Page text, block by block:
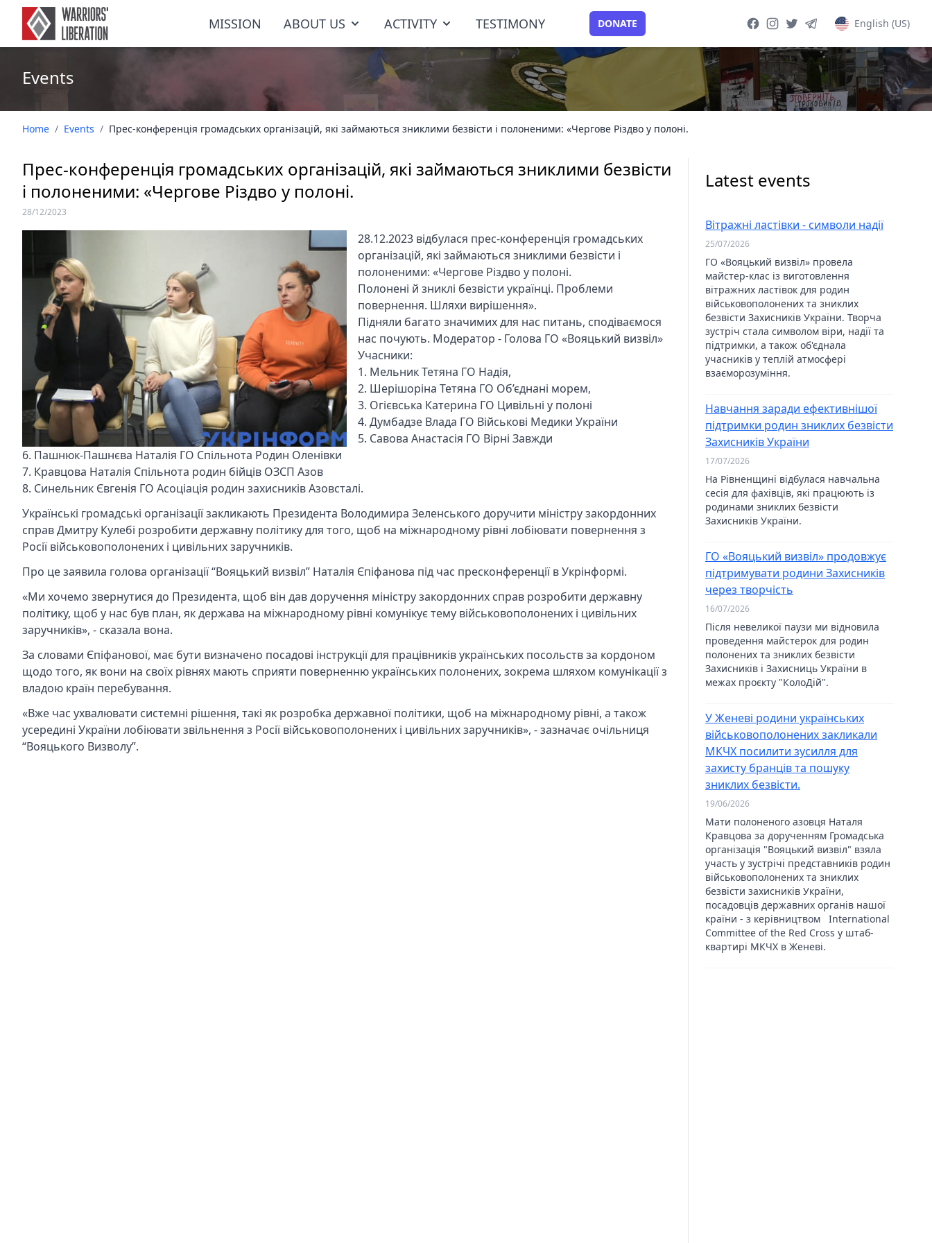
English (US)
MISSION ABOUT US ACTIVITY TESTIMONY DONATE
Events
Home / Events / Прес-конференція громадських організацій, які займаються зниклими безвісти і полоненими: «Чергове Різдво у полоні.
Прес-конференція громадських організацій, які займаються зниклими безвісти
і полоненими: «Чергове Різдво у полоні.
28/12/2023
28.12.2023 відбулася прес-конференція громадських
організацій, які займаються зниклими безвісти і
полоненими: «Чергове Різдво у полоні.
Полонені й зниклі безвісти українці. Проблеми
повернення. Шляхи вирішення».
Підняли багато значимих для нас питань, сподіваємося
нас почують. Модератор - Голова ГО «Вояцький визвіл»
Учасники:
1. Мельник Тетяна ГО Надія,
2. Шерішоріна Тетяна ГО Об’єднані морем,
3. Огієвська Катерина ГО Цивільні у полоні
4. Думбадзе Влада ГО Військові Медики України
5. Савова Анастасія ГО Вірні Завжди
6. Пашнюк-Пашнєва Наталія ГО Спільнота Родин Оленівки
7. Кравцова Наталія Спільнота родин бійців ОЗСП Азов
8. Синельник Євгенія ГО Асоціація родин захисників Азовсталі.
Українські громадські організації закликають Президента Володимира Зеленського доручити міністру закордонних
справ Дмитру Кулебі розробити державну політику для того, щоб на міжнародному рівні лобіювати повернення з
Росії військовополонених і цивільних заручників.
Про це заявила голова організації “Вояцький визвіл” Наталія Єпіфанова під час пресконференції в Укрінформі.
«Ми хочемо звернутися до Президента, щоб він дав доручення міністру закордонних справ розробити державну
політику, щоб у нас був план, як держава на міжнародному рівні комунікує тему військовополонених і цивільних
заручників», - сказала вона.
За словами Єпіфанової, має бути визначено посадові інструкції для працівників українських посольств за кордоном
щодо того, як вони на своїх рівнях мають сприяти поверненню українських полонених, зокрема шляхом комунікації з
владою країн перебування.
«Вже час ухвалювати системні рішення, такі як розробка державної політики, щоб на міжнародному рівні, а також
усередині України лобіювати звільнення з Росії військовополонених і цивільних заручників», - зазначає очільниця
“Вояцького Визволу”.
Latest events
Вітражні ластівки - символи надії
25/07/2026
ГО «Вояцький визвіл» провела
майстер-клас із виготовлення
вітражних ластівок для родин
військовополонених та зниклих
безвісти Захисників України. Творча
зустріч стала символом віри, надії та
підтримки, а також об'єднала
учасників у теплій атмосфері
взаєморозуміння.
Навчання заради ефективнішої
підтримки родин зниклих безвісти
Захисників України
17/07/2026
На Рівненщині відбулася навчальна
сесія для фахівців, які працюють із
родинами зниклих безвісти
Захисників України.
ГО «Вояцький визвіл» продовжує
підтримувати родини Захисників
через творчість
16/07/2026
Після невеликої паузи ми відновила
проведення майстерок для родин
полонених та зниклих безвісти
Захисників і Захисниць України в
межах проєкту "КолоДій".
У Женеві родини українських
військовополонених закликали
МКЧХ посилити зусилля для
захисту бранців та пошуку
зниклих безвісти.
19/06/2026
Мати полоненого азовця Наталя
Кравцова за дорученням Громадська
організація "Вояцький визвіл" взяла
участь у зустрічі представників родин
військовополонених та зниклих
безвісти захисників України,
посадовців державних органів нашої
країни - з керівництвом International
Committee of the Red Cross у штаб-
квартирі МКЧХ в Женеві.